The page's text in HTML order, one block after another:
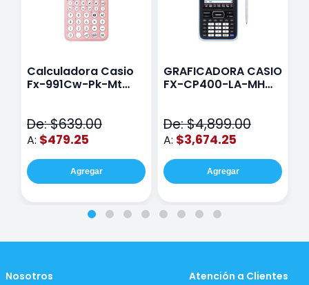
Calculadora Casio
Fx-991Cw-Pk-Mt
De: $639.00
A: $479.25
Agregar
GRAFICADORA CASIO
FX-CP400-LA-MH
De: $4,899.00
A: $3,674.25
Agregar
Nosotros Atención a Clientes